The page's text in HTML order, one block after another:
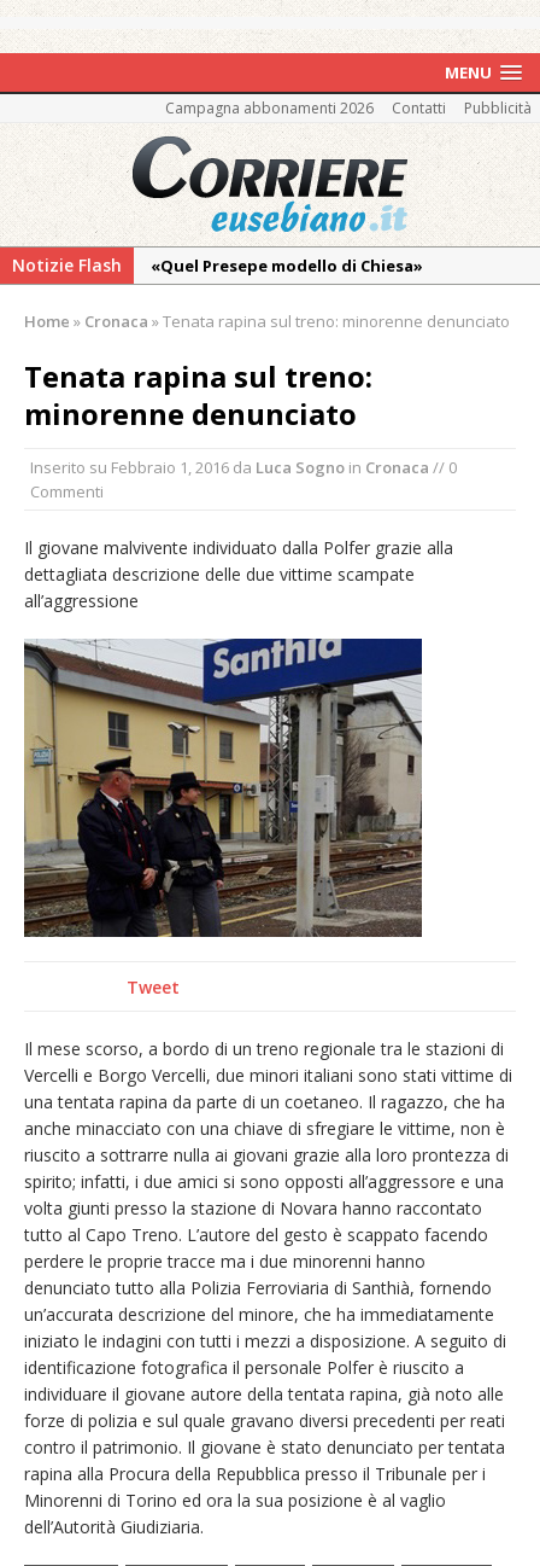
MENU
Campagna abbonamenti 2026 Contatti Pubblicità
Notizie Flash
«Quel Presepe modello di Chiesa»
Ringraziamento: convegno, messa e
mercatino agricolo
Piscina ex Enal non balneabile dopo i controlli
dell’Asl. Il Comune: «Misura precauzionale e
provvisoria»
carnevale di Santhià. La soddisfazione della
Il Piemonte ha avviato la richiesta di calamità
naturale per la siccità estrema e gli incendi
Crisi idrica: il Comune di Vercelli introduce
alcune limitazioni all’utilizzo dell’acqua
Dieci anni fa l’ingresso a Vercelli
dell’arcivescovo mons. Marco Arnolfo
Home » Cronaca »Tenata rapina sul treno: minorenne denunciato
Tenata rapina sul treno:
minorenne denunciato
Inserito su Febbraio 1, 2016 da Luca Sogno in Cronaca // 0
Commenti
Il giovane malvivente individuato dalla Polfer grazie alla
dettagliata descrizione delle due vittime scampate
all’aggressione
Tweet
Il mese scorso, a bordo di un treno regionale tra le stazioni di
Vercelli e Borgo Vercelli, due minori italiani sono stati vittime di
una tentata rapina da parte di un coetaneo. Il ragazzo, che ha
anche minacciato con una chiave di sfregiare le vittime, non è
riuscito a sottrarre nulla ai giovani grazie alla loro prontezza di
spirito; infatti, i due amici si sono opposti all’aggressore e una
volta giunti presso la stazione di Novara hanno raccontato
tutto al Capo Treno. L’autore del gesto è scappato facendo
perdere le proprie tracce ma i due minorenni hanno
denunciato tutto alla Polizia Ferroviaria di Santhià, fornendo
un’accurata descrizione del minore, che ha immediatamente
iniziato le indagini con tutti i mezzi a disposizione. A seguito di
identificazione fotografica il personale Polfer è riuscito a
individuare il giovane autore della tentata rapina, già noto alle
forze di polizia e sul quale gravano diversi precedenti per reati
contro il patrimonio. Il giovane è stato denunciato per tentata
rapina alla Procura della Repubblica presso il Tribunale per i
Minorenni di Torino ed ora la sua posizione è al vaglio
dell’Autorità Giudiziaria.